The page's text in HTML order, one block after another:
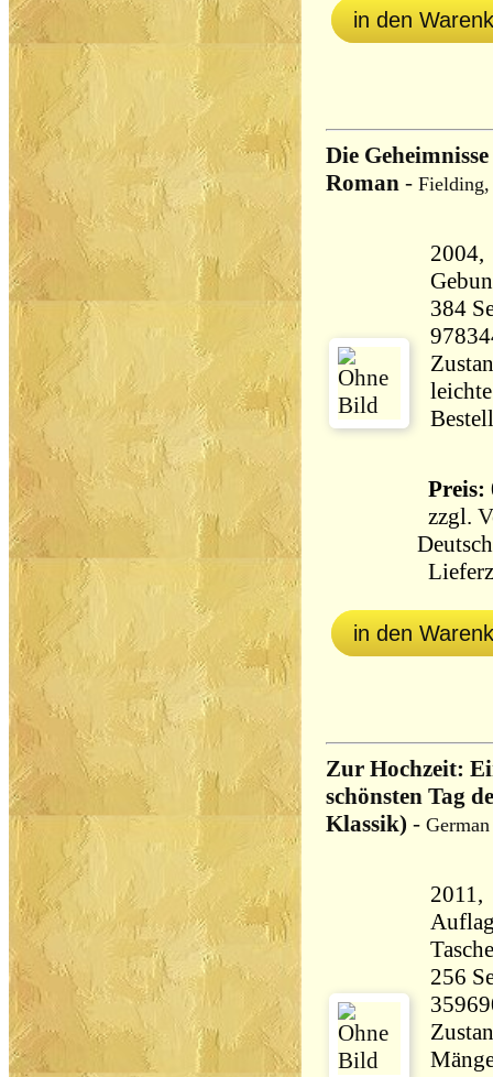
in den
Die
Roman - Fielding,
2004,
384 Seiten
Preis:
zzgl.
in den
Zur Hochzeit:
schönsten Tag
Klassik) -
2011,
256 Seiten